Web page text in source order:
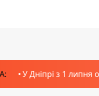
У Дніпрі з 1 липня